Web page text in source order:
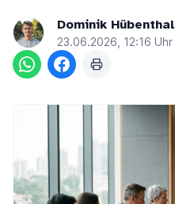
Dominik Hübenthal
23.06.2026, 12:16 Uhr